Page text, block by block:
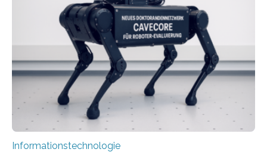
Prozessoren stoßen an ihre Grenzen: Sie verbrauchen
viel Energie, die Speicher- und Verarbeitungseinheiten
sind voneinander getrennt und die Datenübertragung
bremst komplexe Anwendungen aus. Da KI-Modelle
immer größer werden und riesige Datenmengen
verarbeiten müssen, steigt der Bedarf an neuen
Rechenarchitekturen. Neben Quantencomputern
rücken dabei insbesondere…
Informationstechnologie